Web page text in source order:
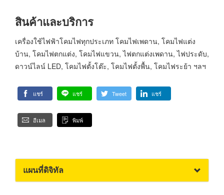
สินค้าและบริการ
เครื่องใช้ไฟฟ้าโคมไฟทุกประเภท โคมไฟเพดาน, โคมไฟแต่ง
บ้าน, โคมไฟตกแต่ง, โคมไฟแขวน, ไฟตกแต่งเพดาน, ไฟประดับ,
ดาวน์ไลน์ LED, โคมไฟตั้งโต๊ะ, โคมไฟตั้งพื้น, โคมไฟระย้า ฯลฯ
แชร์ แชร์ Tweet แชร์
อีเมล พิมพ์
แผนที่ดิจิทัล